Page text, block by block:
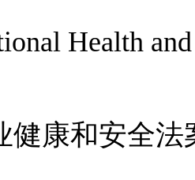
nal Health
健康和安全法